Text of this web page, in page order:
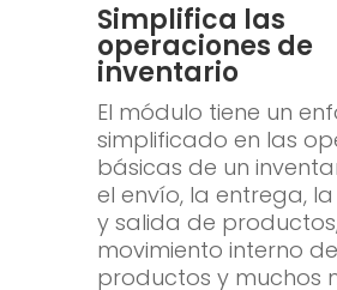
Simplifica las
operaciones de
inventario
El módulo tiene un
simplificado en las
básicas de un
el envío, la entrega,
y salida de
movimiento interno de
productos y muchos